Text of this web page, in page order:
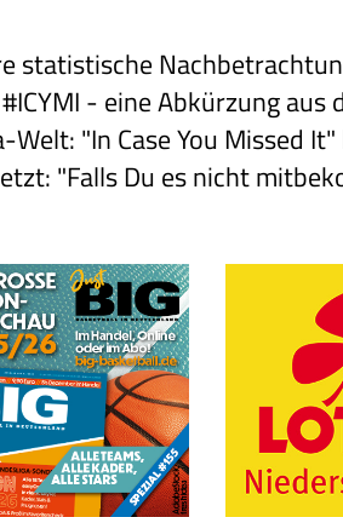
statistische
- eine Abkürzung aus
Welt: "In Case You Missed
"Falls Du es nicht